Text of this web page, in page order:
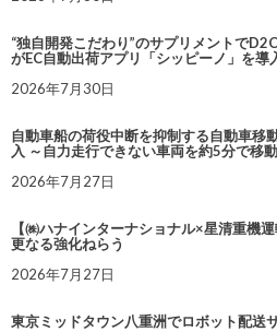
“独自開発こだわり”のサプリメントで
がEC自動出荷アプリ「シッピーノ」を導
2026年7月30日
自動車船の荷役中断を抑制する自動車移
入 ～自力走行できない車両を約5分で移
2026年7月27日
【㈱ハナインターナショナル×星清重機
更なる強化ねらう
2026年7月27日
東京ミッドタウン八重洲でロボット配送